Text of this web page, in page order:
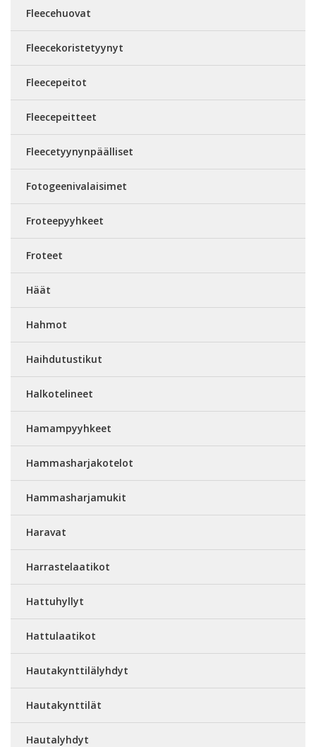
Fleecehuovat
Fleecekoristetyynyt
Fleecepeitot
Fleecepeitteet
Fleecetyynynpäälliset
Fotogeenivalaisimet
Froteepyyhkeet
Froteet
Häät
Hahmot
Haihdutustikut
Halkotelineet
Hamampyyhkeet
Hammasharjakotelot
Hammasharjamukit
Haravat
Harrastelaatikot
Hattuhyllyt
Hattulaatikot
Hautakynttilälyhdyt
Hautakynttilät
Hautalyhdyt